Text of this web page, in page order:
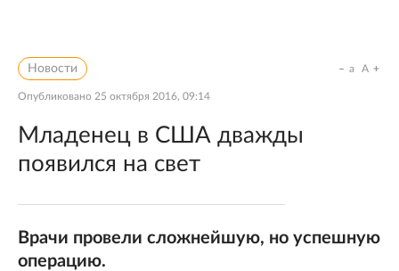
Новости
Опубликовано 25 октября 2016, 09:14
a A
Младенец в США дважды
появился на свет
Врачи провели сложнейшую, но успешную
операцию.